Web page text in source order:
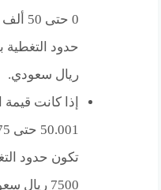
0
ريال سعودي.
إذا كانت
تكون حدود
7500 ريال سعودي.